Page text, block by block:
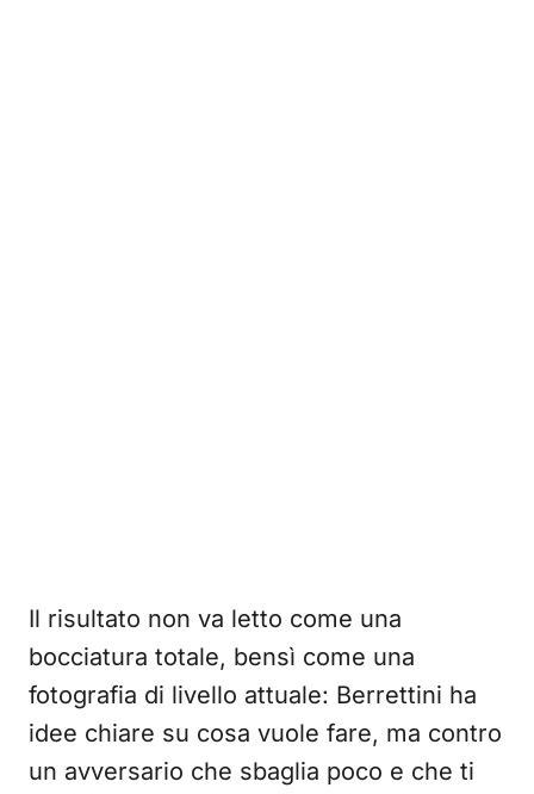
Il risultato non va letto come una
bocciatura totale, bensì come una
fotografia di livello attuale: Berrettini ha
idee chiare su cosa vuole fare, ma contro
un avversario che sbaglia poco e che ti